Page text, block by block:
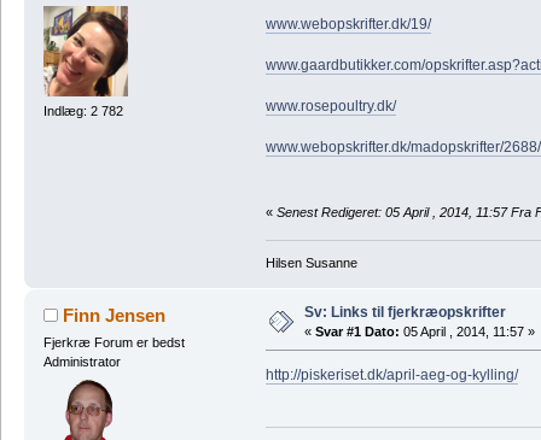
Indlæg: 2 782
www.webopskrifter.dk/19/
www.gaardbutikker.com/
www.rosepoultry.dk/
www.webopskrifter.dk/madopskrifter/2688/
« Senest Redigeret: 05 April , 2014, 11:57 Fra
Hilsen Susanne
Finn Jensen
Fjerkræ Forum er bedst
Administrator
Sv: Links til fjerkræopskrifter
« Svar #1 Dato: 05 April , 2014, 11:57 »
http://piskeriset.dk/april-aeg-og-kylling/